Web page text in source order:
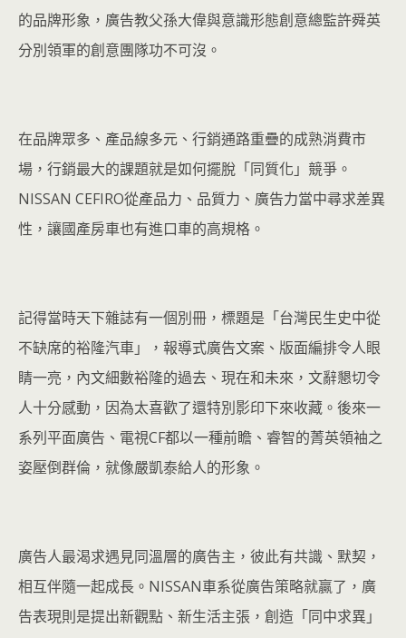
的品牌形象，廣告教父孫大偉與意識形態創意總監許舜英
分別領軍的創意團隊功不可沒。
在品牌眾多、產品線多元、行銷通路重疊的成熟消費市
場，行銷最大的課題就是如何擺脫「同質化」競爭。
NISSAN CEFIRO從產品力、品質力、廣告力當中尋求差異
性，讓國產房車也有進口車的高規格。
記得當時天下雜誌有一個別冊，標題是「台灣民生史中從
不缺席的裕隆汽車」，報導式廣告文案、版面編排令人眼
睛一亮，內文細數裕隆的過去、現在和未來，文辭懇切令
人十分感動，因為太喜歡了還特別影印下來收藏。後來一
系列平面廣告、電視CF都以一種前瞻、睿智的菁英領袖之
姿壓倒群倫，就像嚴凱泰給人的形象。
廣告人最渴求遇見同溫層的廣告主，彼此有共識、默契，
相互伴隨一起成長。NISSAN車系從廣告策略就贏了，廣
告表現則是提出新觀點、新生活主張，創造「同中求異」